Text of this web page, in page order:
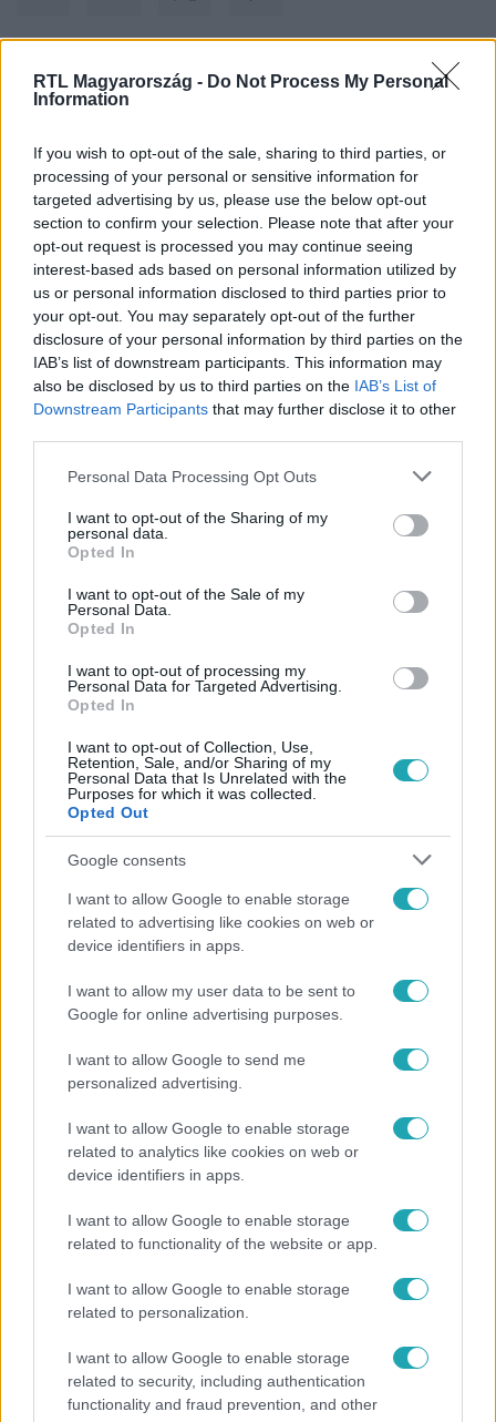
RTL Magyarország - Do Not Process My Personal
Information
If you wish to opt-out of the sale, sharing to third parties, or
processing of your personal or sensitive information for
targeted advertising by us, please use the below opt-out
section to confirm your selection. Please note that after your
opt-out request is processed you may continue seeing
interest-based ads based on personal information utilized by
us or personal information disclosed to third parties prior to
your opt-out. You may separately opt-out of the further
disclosure of your personal information by third parties on the
IAB’s list of downstream participants. This information may
also be disclosed by us to third parties on the IAB’s List of
Downstream Participants that may further disclose it to other
Please note that this website/app uses one or more Google
not limited to your visit or usage behaviour. You may click to
grant or deny consent to Google and its third-party tags to
use your data for below specified purposes in below Google
consent section.
Personal Data Processing Opt Outs
I want to opt-out of the Sharing of my
personal data.
Opted In
I want to opt-out of the Sale of my
Personal Data.
Opted In
I want to opt-out of processing my
Personal Data for Targeted Advertising.
Opted In
I want to opt-out of Collection, Use,
Retention, Sale, and/or Sharing of my
Personal Data that Is Unrelated with the
Purposes for which it was collected.
Opted Out
Google consents
I want to allow Google to enable storage
related to advertising like cookies on web or
device identifiers in apps.
I want to allow my user data to be sent to
Google for online advertising purposes.
I want to allow Google to send me
personalized advertising.
I want to allow Google to enable storage
related to analytics like cookies on web or
device identifiers in apps.
I want to allow Google to enable storage
related to functionality of the website or app.
I want to allow Google to enable storage
related to personalization.
I want to allow Google to enable storage
related to security, including authentication
functionality and fraud prevention, and other
Kövess minket, és értesülj a friss hírekről a
Követem
#BULVÁR MAGYAR SZTÁROK
RTL HÍRESSÉGEK #MAGYAR CELEBEK #BÚCSÚ
#KELETI ÉVA #EMLÉK
Népszerű
Reggeli
lábszártörésre egy sebtapasz” – állnak a hajók
Nagyvilág
legjobb élni 2026-ban